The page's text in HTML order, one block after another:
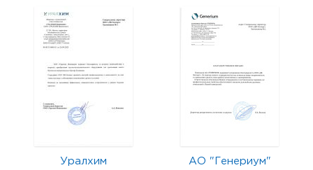
Уралхим АО "Генериум"